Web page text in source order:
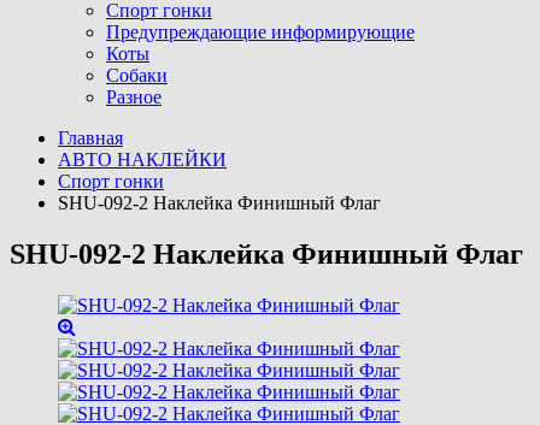
Спорт гонки
Предупреждающие информирующие
Коты
Собаки
Разное
Главная
АВТО НАКЛЕЙКИ
Спорт гонки
SHU-092-2 Наклейка Финишный Флаг
SHU-092-2 Наклейка Финишный Флаг